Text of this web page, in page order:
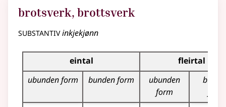
brotsverk, brottsverk
substantivinkjekjønn
Bøyningstabell for dette substantivet
eintal
fleirtal
ubunden form
bunden form
ubunden
form